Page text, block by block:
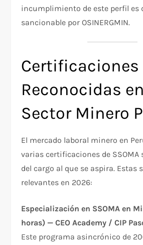
incumplimiento de este perfil es
sancionable por OSINERGMIN.
Certificaciones
Reconocidas
Sector Minero
El mercado laboral minero en
varias certificaciones de SSOMA
del cargo al que se aspira. Estas
relevantes en 2026:
Especialización en SSOMA en
horas) — CEO Academy / CIP
Este programa asincrónico de